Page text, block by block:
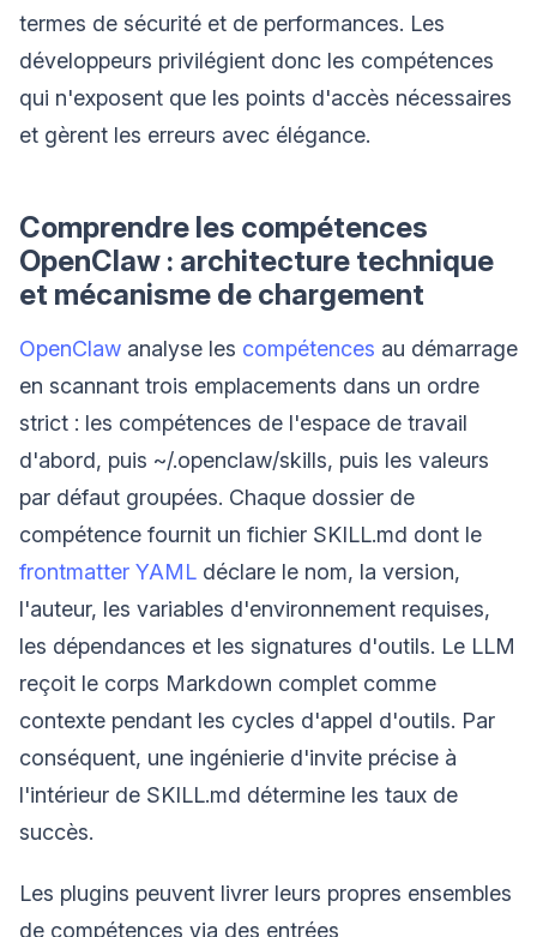
termes de sécurité et de performances. Les
développeurs privilégient donc les compétences
qui n'exposent que les points d'accès nécessaires
et gèrent les erreurs avec élégance.
Comprendre les compétences
OpenClaw : architecture technique
et mécanisme de chargement
OpenClaw analyse les compétences au démarrage
en scannant trois emplacements dans un ordre
strict : les compétences de l'espace de travail
d'abord, puis ~/.openclaw/skills, puis les valeurs
par défaut groupées. Chaque dossier de
compétence fournit un fichier SKILL.md dont le
frontmatter YAML déclare le nom, la version,
l'auteur, les variables d'environnement requises,
les dépendances et les signatures d'outils. Le LLM
reçoit le corps Markdown complet comme
contexte pendant les cycles d'appel d'outils. Par
conséquent, une ingénierie d'invite précise à
l'intérieur de SKILL.md détermine les taux de
succès.
Les plugins peuvent livrer leurs propres ensembles
de compétences via des entrées